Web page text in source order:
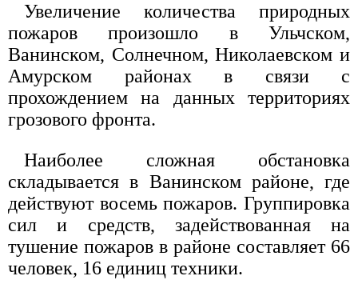
Увеличение количества природных
пожаров произошло в Ульчском,
Ванинском, Солнечном, Николаевском и
Амурском районах в связи с
прохождением на данных территориях
грозового фронта.
Наиболее сложная обстановка
складывается в Ванинском районе, где
действуют восемь пожаров. Группировка
сил и средств, задействованная на
тушение пожаров в районе составляет 66
человек, 16 единиц техники.